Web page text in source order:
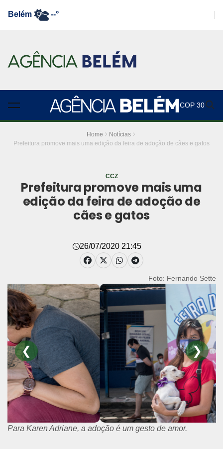
Belém --°
COP 30
Home
Notícias
Prefeitura promove mais uma edição da feira de adoção de cães e gatos
CCZ
Prefeitura promove mais uma
edição da feira de adoção de
cães e gatos
26/07/2020 21:45
Foto: Fernando Sette
❮ ❯
Para Karen Adriane, a adoção é um gesto de amor.